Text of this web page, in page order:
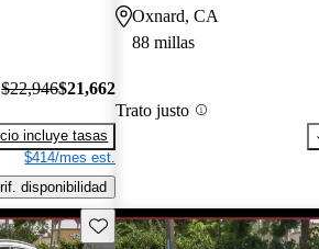
$22,946$21,662
incluye tasas
$414/mes est.
disponibilidad
Oxnard, CA
88 millas
Trato justo
Guarda este Aviso